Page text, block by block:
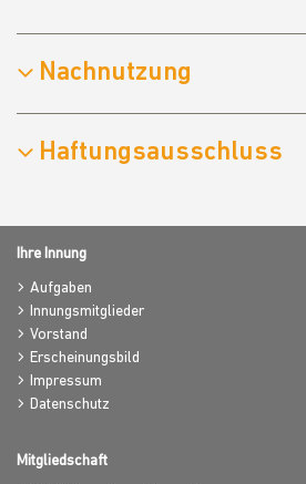
Nachnutzung
Haftungsausschluss
Ihre Innung
Aufgaben
Innungsmitglieder
Vorstand
Erscheinungsbild
Impressum
Datenschutz
Mitgliedschaft